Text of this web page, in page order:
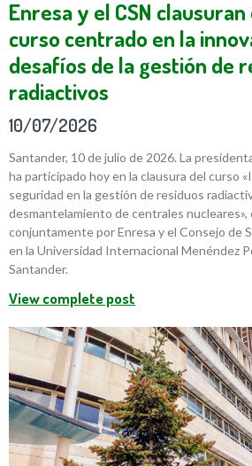
Enresa y el CSN clausuran
curso centrado en la
desafíos de la gestión de
radiactivos
10/07/2026
Santander, 10 de julio de 2026. La
ha participado hoy en la clausura del curso
seguridad en la gestión de residuos
desmantelamiento de centrales nucleares»,
conjuntamente por Enresa y el Consejo de
en la Universidad Internacional Menéndez
Santander.
View complete post